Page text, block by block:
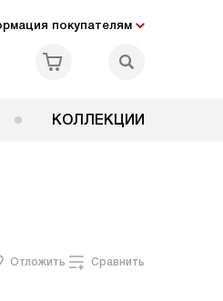
покупателям
КОЛЛЕКЦИИ
Отложить Сравнить